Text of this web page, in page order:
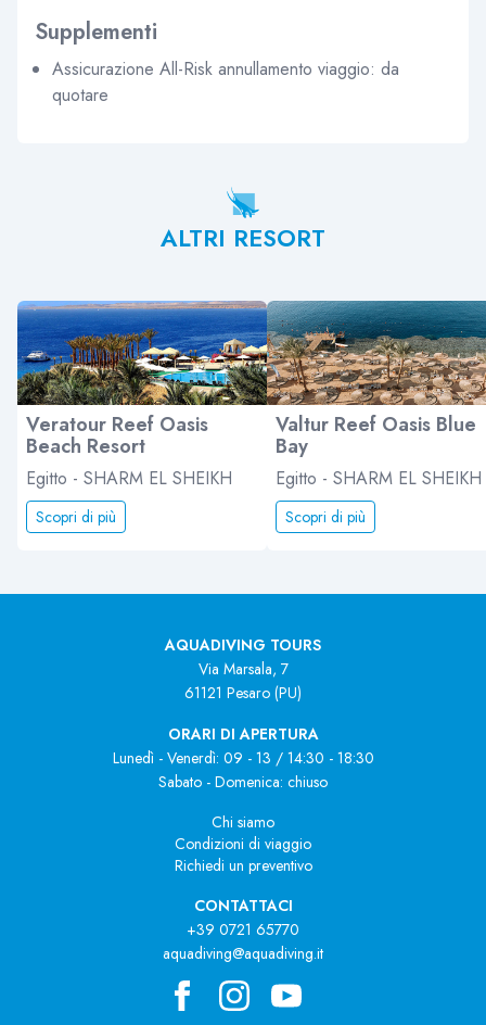
Supplementi
Assicurazione All-Risk annullamento viaggio: da
quotare
ALTRI RESORT
Veratour Reef Oasis
Beach Resort
Egitto - SHARM EL SHEIKH
Scopri di più
Valtur Reef Oasis Blue
Bay
Egitto - SHARM EL SHEIKH
Scopri di più
AQUADIVING TOURS
Via Marsala, 7
61121 Pesaro (PU)
ORARI DI APERTURA
Lunedì - Venerdì: 09 - 13 / 14:30 - 18:30
Sabato - Domenica: chiuso
Chi siamo
Condizioni di viaggio
Richiedi un preventivo
CONTATTACI
+39 0721 65770
aquadiving@aquadiving.it